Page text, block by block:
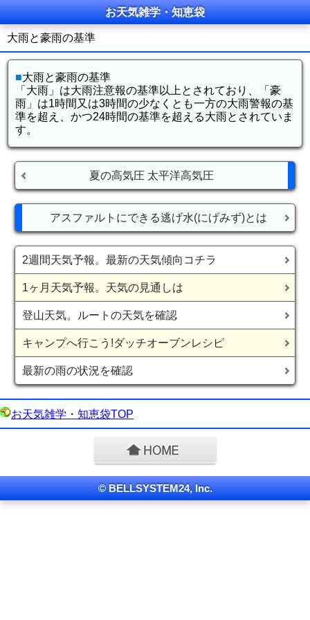
お天気雑学・知恵袋
大雨と豪雨の基準
■大雨と豪雨の基準
「大雨」は大雨注意報の基準以上とされており、「豪
雨」は1時間又は3時間の少なくとも一方の大雨警報の基
準を超え、かつ24時間の基準を超える大雨とされていま
す。
夏の高気圧 太平洋高気圧
アスファルトにできる逃げ水(にげみず)とは
2週間天気予報。最新の天気傾向コチラ
1ヶ月天気予報。天気の見通しは
登山天気。ルートの天気を確認
キャンプへ行こう!ダッチオーブンレシピ
最新の雨の状況を確認
お天気雑学・知恵袋TOP
© BELLSYSTEM24, Inc.